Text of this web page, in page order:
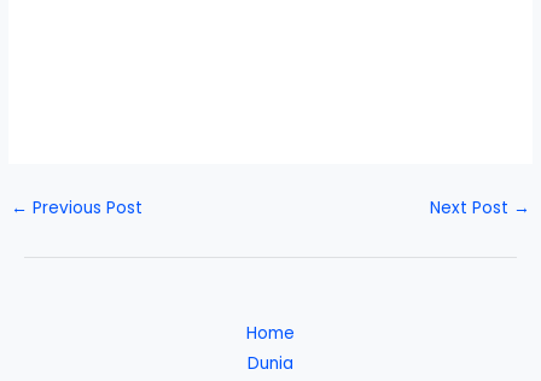
← Previous Post Next Post →
Home
Dunia